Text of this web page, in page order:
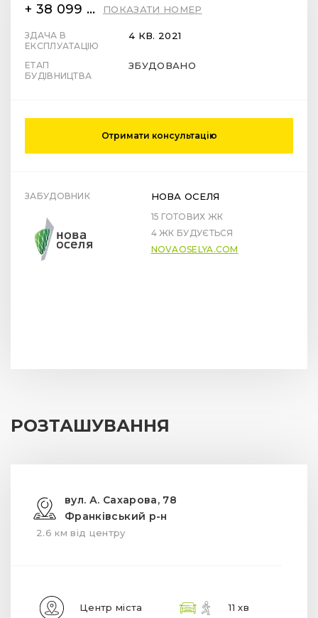
+ 38 099 78 78 287 ПОКАЗАТИ НОМЕР
ЗДАЧА В
ЕКСПЛУАТАЦІЮ
4 КВ. 2021
ЕТАП
БУДІВНИЦТВА
ЗБУДОВАНО
Отримати консультацію
ЗАБУДОВНИК НОВА ОСЕЛЯ
15 ГОТОВИХ ЖК
4 ЖК БУДУЄТЬСЯ
NOVAOSELYA.COM
РОЗТАШУВАННЯ
вул. А. Сахарова, 78
Франківський р-н
2.6 км від центру
Центр міста 11 хв